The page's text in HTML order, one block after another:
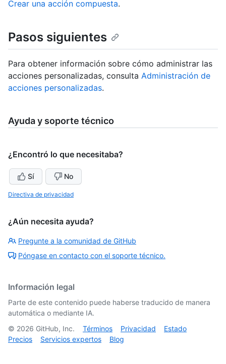
Crear una acción compuesta.
Pasos siguientes
Para obtener información sobre cómo administrar las
acciones personalizadas, consulta Administración de
acciones personalizadas.
Ayuda y soporte técnico
¿Encontró lo que necesitaba?
Sí No
Directiva de privacidad
¿Aún necesita ayuda?
Pregunte a la comunidad de GitHub
Póngase en contacto con el soporte técnico.
Información legal
Parte de este contenido puede haberse traducido de manera
automática o mediante IA.
© 2026 GitHub, Inc. Términos Privacidad
Estado
Precios
Servicios expertos Blog